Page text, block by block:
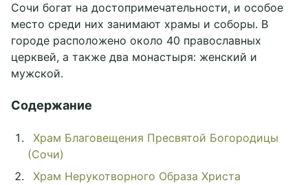
Сочи богат на достопримечательности, и особое
место среди них занимают храмы и соборы. В
городе расположено около 40 православных
церквей, а также два монастыря: женский и
мужской.
Содержание
Храм Благовещения Пресвятой Богородицы
(Сочи)
Храм Нерукотворного Образа Христа